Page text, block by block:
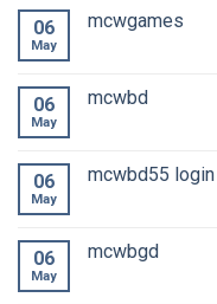
06
May
mcwgames
06
May
mcwbd
06
May
mcwbd55 login
06
May
mcwbgd